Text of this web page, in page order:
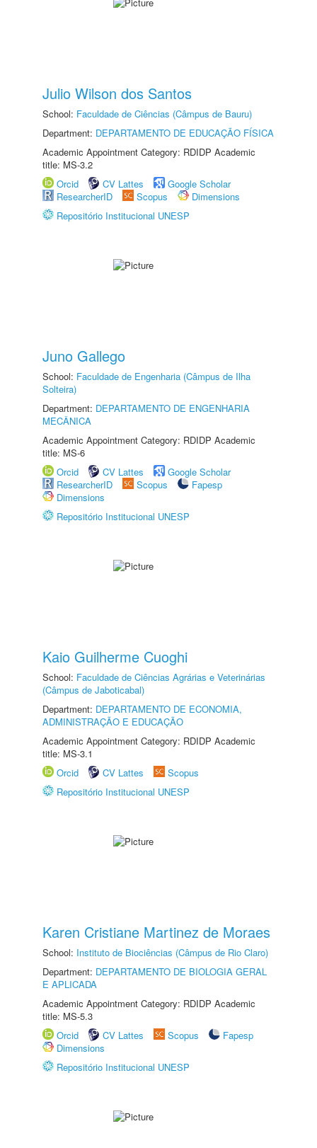
Julio Wilson dos Santos
School: Faculdade de Ciências (Câmpus de Bauru)
Department: DEPARTAMENTO DE EDUCAÇÃO FÍSICA
Academic Appointment Category: RDIDP Academic
title: MS-3.2
Orcid
CV Lattes
Google Scholar
ResearcherID
Scopus
Dimensions
Repositório Institucional UNESP
Juno Gallego
School: Faculdade de Engenharia (Câmpus de Ilha
Solteira)
Department: DEPARTAMENTO DE ENGENHARIA
MECÂNICA
Academic Appointment Category: RDIDP Academic
title: MS-6
Orcid
CV Lattes
Google Scholar
ResearcherID
Scopus
Fapesp
Dimensions
Repositório Institucional UNESP
Kaio Guilherme Cuoghi
School: Faculdade de Ciências Agrárias e Veterinárias
(Câmpus de Jaboticabal)
Department: DEPARTAMENTO DE ECONOMIA,
ADMINISTRAÇÃO E EDUCAÇÃO
Academic Appointment Category: RDIDP Academic
title: MS-3.1
Orcid
CV Lattes
Scopus
Repositório Institucional UNESP
Karen Cristiane Martinez de Moraes
School: Instituto de Biociências (Câmpus de Rio Claro)
Department: DEPARTAMENTO DE BIOLOGIA GERAL
E APLICADA
Academic Appointment Category: RDIDP Academic
title: MS-5.3
Orcid
CV Lattes Scopus
Fapesp
Dimensions
Repositório Institucional UNESP